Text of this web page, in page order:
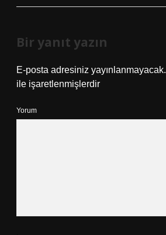
Bir yanıt yazın
E-posta adresiniz yayınlanmayacak.
ile işaretlenmişlerdir
Yorum